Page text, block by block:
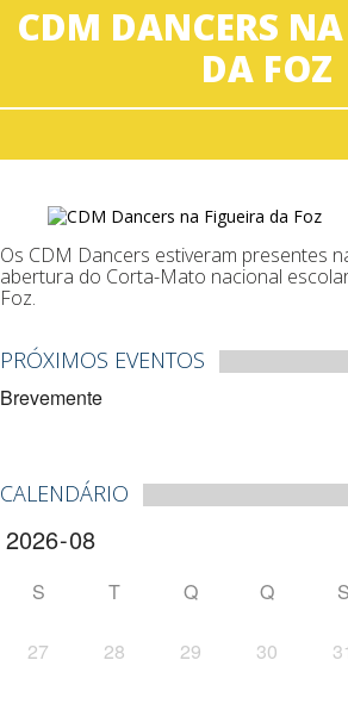
CDM DANCERS
DA FOZ
Os CDM Dancers estiveram presentes
abertura do Corta-Mato nacional
Foz.
PRÓXIMOS EVENTOS
Brevemente
CALENDÁRIO
S T Q Q S
27 28 29 30